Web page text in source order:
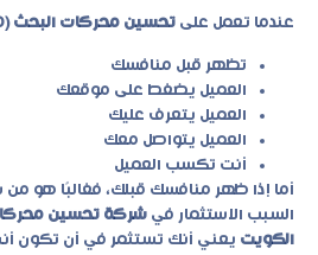
عندما تعمل على تحسين محركات البحث (SEO)
تظهر قبل منافسك
العميل يضغط على موقعك
العميل يتعرف عليك
العميل يتواصل معك
أنت تكسب العميل
أما إذا ظهر منافسك قبلك، فغالبًا هو
السبب الاستثمار في
الكويت يعني أنك تستثمر في أن تكون أنت